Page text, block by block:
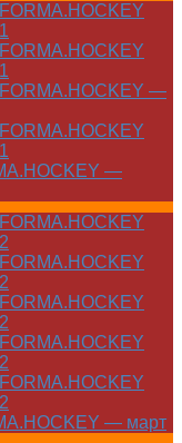
—
—
— март